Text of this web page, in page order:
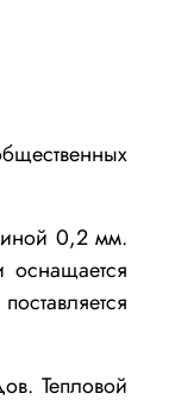
0,2 мм.
оснащается
Тепловой